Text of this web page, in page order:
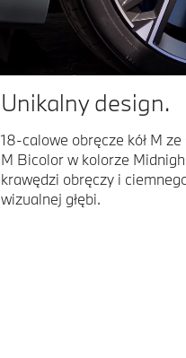
Unikalny design.
18-calowe obręcze kół M
M Bicolor w kolorze
krawędzi obręczy i
wizualnej głębi.